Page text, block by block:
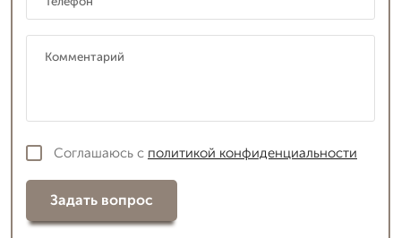
Соглашаюсь с политикой конфиденциальности
Задать вопрос